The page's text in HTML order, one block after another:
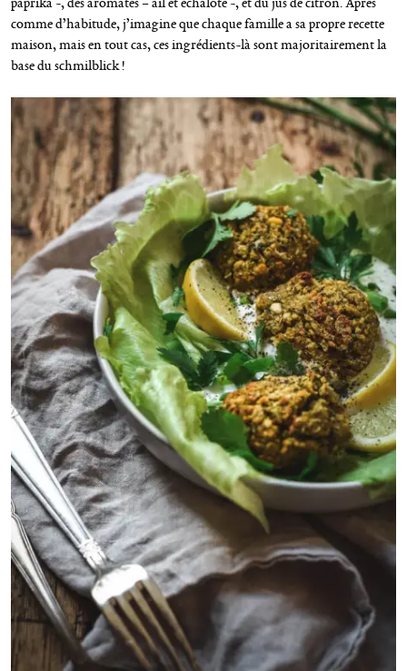
comme d’habitude, j’imagine que chaque famille a sa propre recette
maison, mais en tout cas, ces ingrédients-là sont majoritairement la
base du schmilblick !